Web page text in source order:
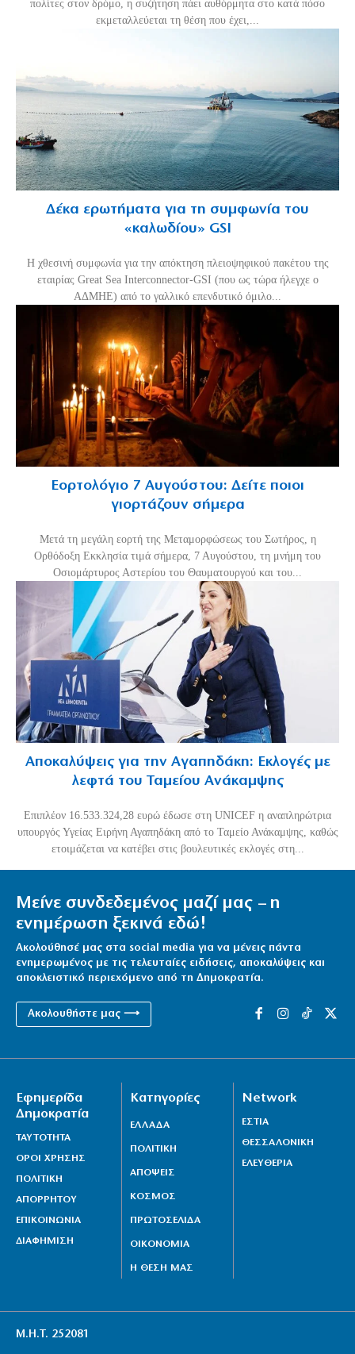
πολίτες στον δρόμο, η συζήτηση πάει αυθόρμητα στο κατά πόσο
εκμεταλλεύεται τη θέση που έχει,...
Δέκα ερωτήματα για τη συμφωνία του
«καλωδίου» GSI
Η χθεσινή συμφωνία για την απόκτηση πλειοψηφικού πακέτου της
εταιρίας Great Sea Interconnector-GSI (που ως τώρα ήλεγχε ο
ΑΔΜΗΕ) από το γαλλικό επενδυτικό όμιλο...
Εορτολόγιο 7 Αυγούστου: Δείτε ποιοι
γιορτάζουν σήμερα
Μετά τη μεγάλη εορτή της Μεταμορφώσεως του Σωτήρος, η
Ορθόδοξη Εκκλησία τιμά σήμερα, 7 Αυγούστου, τη μνήμη του
Οσιομάρτυρος Αστερίου του Θαυματουργού και του...
Αποκαλύψεις για την Αγαπηδάκη: Εκλογές με
λεφτά του Ταμείου Ανάκαμψης
Επιπλέον 16.533.324,28 ευρώ έδωσε στη UNICEF η αναπληρώτρια
υπουργός Υγείας Ειρήνη Αγαπηδάκη από το Ταμείο Ανάκαμψης, καθώς
ετοιμάζεται να κατέβει στις βουλευτικές εκλογές στη...
Μείνε συνδεδεμένος μαζί μας – η
ενημέρωση ξεκινά εδώ!
Ακολούθησέ μας στα social media για να μένεις πάντα
ενημερωμένος με τις τελευταίες ειδήσεις, αποκαλύψεις και
αποκλειστικό περιεχόμενο από τη Δημοκρατία.
Ακολουθήστε μας ⟶
Εφημερίδα
Δημοκρατία
ΤΑΥΤΟΤΗΤΑ
ΟΡΟΙ ΧΡΗΣΗΣ
ΠΟΛΙΤΙΚΗ
ΑΠΟΡΡΗΤΟΥ
ΕΠΙΚΟΙΝΩΝΙΑ
ΔΙΑΦΗΜΙΣΗ
Κατηγορίες
ΕΛΛΑΔΑ
ΠΟΛΙΤΙΚΗ
ΑΠΟΨΕΙΣ
ΚΟΣΜΟΣ
ΠΡΩΤΟΣΕΛΙΔΑ
ΟΙΚΟΝΟΜΙΑ
Η ΘΕΣΗ ΜΑΣ
Network
ΕΣΤΙΑ
ΘΕΣΣΑΛΟΝΙΚΗ
ΕΛΕΥΘΕΡΙΑ
Μ.Η.Τ. 252081